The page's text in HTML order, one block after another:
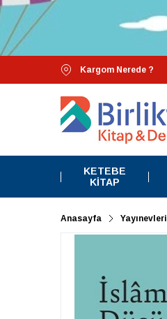
Kargom Nerede ?
KETEBE
KITAP
Anasayfa Yayınevleri